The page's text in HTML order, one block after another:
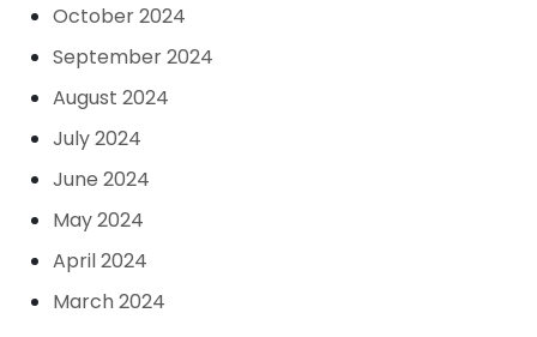
October 2024
September 2024
August 2024
July 2024
June 2024
May 2024
April 2024
March 2024